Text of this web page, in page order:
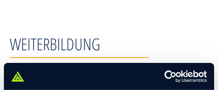
WEITERBILDUNG
Extended Disc® Personality Profiles, Fusion, UK